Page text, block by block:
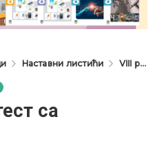
Наставни листићи VIII разред
са